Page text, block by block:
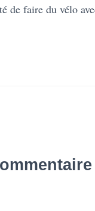
de faire du vélo